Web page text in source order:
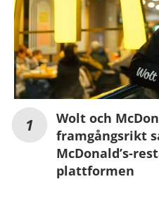
Wolt och
framgångsrikt
McDonald’s-
plattformen